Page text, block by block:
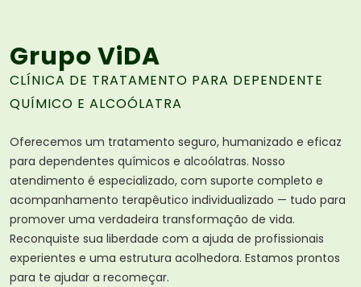
Grupo ViDA
CLÍNICA DE TRATAMENTO PARA DEPENDENTE
QUÍMICO E ALCOÓLATRA
Oferecemos um tratamento seguro, humanizado e eficaz
para dependentes químicos e alcoólatras. Nosso
atendimento é especializado, com suporte completo e
acompanhamento terapêutico individualizado — tudo para
promover uma verdadeira transformação de vida.
Reconquiste sua liberdade com a ajuda de profissionais
experientes e uma estrutura acolhedora. Estamos prontos
para te ajudar a recomeçar.